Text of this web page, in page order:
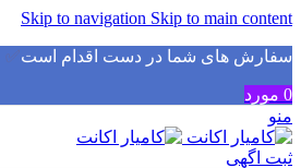
Skip to navigation Skip to main content
سفارش های شما در دست اقدام است✅
0 مورد
منو
ثبت اگهی